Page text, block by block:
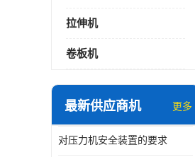
拉伸机
卷板机
最新供应商机 更多
对压力机安全装置的要求